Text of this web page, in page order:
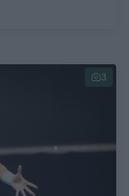
3